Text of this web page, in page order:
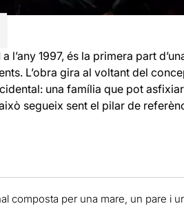
a l’any 1997, és la primera part
L’obra gira al voltant del
una família que pot
segueix sent el pilar de
composta per una mare, un pare i